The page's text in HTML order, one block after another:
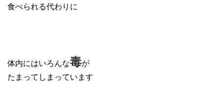
食べられる代わりに
体内にはいろんな毒が
たまってしまっています